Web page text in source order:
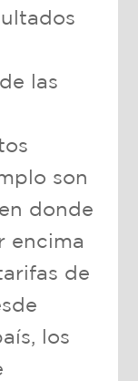
las
son
donde
encima
de
los